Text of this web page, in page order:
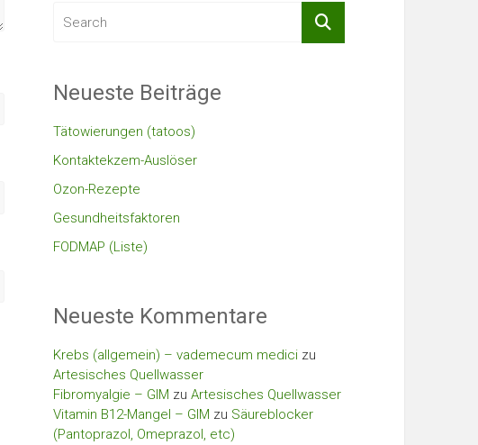
Neueste Beiträge
Tätowierungen (tatoos)
Kontaktekzem-Auslöser
Ozon-Rezepte
Gesundheitsfaktoren
FODMAP (Liste)
Neueste Kommentare
Krebs (allgemein) – vademecum medici zu
Artesisches Quellwasser
Fibromyalgie – GIM zu Artesisches Quellwasser
Vitamin B12-Mangel – GIM zu Säureblocker
(Pantoprazol, Omeprazol, etc)